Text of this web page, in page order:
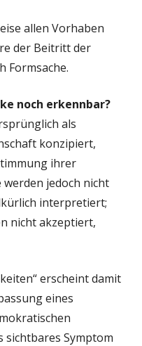
allen Vorhaben
der Beitritt der
Formsache.
noch erkennbar?
als
konzipiert,
ihrer
jedoch nicht
interpretiert;
nicht akzeptiert,
erscheint damit
eines
sichtbares Symptom